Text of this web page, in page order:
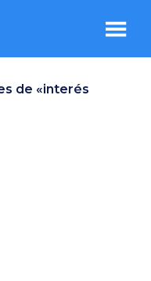
de «interés